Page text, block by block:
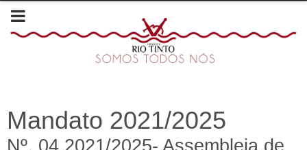
Mandato 2021/2025
Nº. 04 2021/2025- Assembleia de